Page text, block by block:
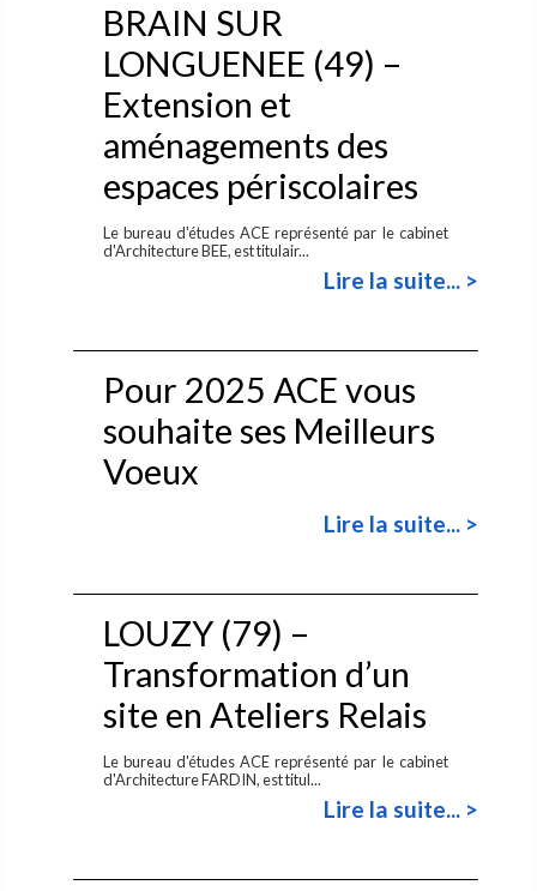
BRAIN SUR
LONGUENEE (49) –
Extension et
aménagements des
espaces périscolaires
Le bureau d'études ACE représenté par le cabinet
d'Architecture BEE, est titulair...
Lire la suite... >
Pour 2025 ACE vous
souhaite ses Meilleurs
Voeux
Lire la suite... >
LOUZY (79) –
Transformation d’un
site en Ateliers Relais
Le bureau d'études ACE représenté par le cabinet
d'Architecture FARDIN, est titul...
Lire la suite... >